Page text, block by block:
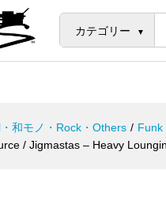
カテゴリー
和モノ・Rock・Others / Funk
/ Jigmastas – Heavy